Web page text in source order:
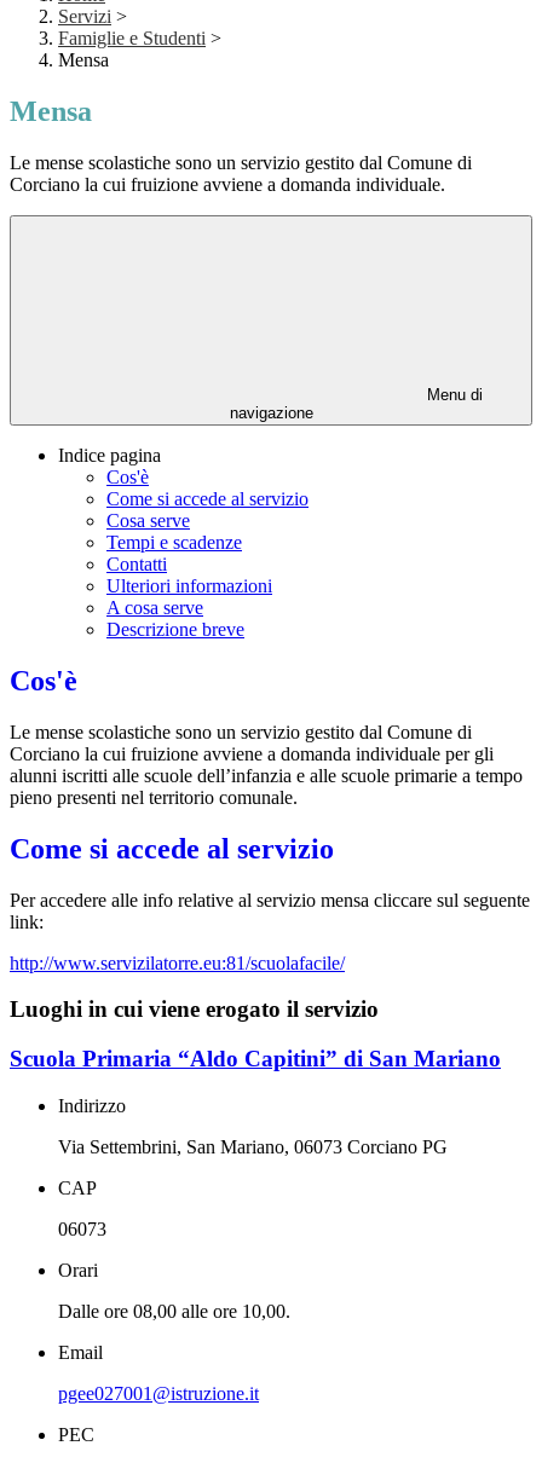
Servizi >
Famiglie e Studenti >
Mensa
Mensa
Le mense scolastiche sono un servizio gestito dal Comune di
Corciano la cui fruizione avviene a domanda individuale.
Menu di
navigazione
Indice pagina
Cos'è
Come si accede al servizio
Cosa serve
Tempi e scadenze
Contatti
Ulteriori informazioni
A cosa serve
Descrizione breve
Cos'è
Le mense scolastiche sono un servizio gestito dal Comune di
Corciano la cui fruizione avviene a domanda individuale per gli
alunni iscritti alle scuole dell’infanzia e alle scuole primarie a tempo
pieno presenti nel territorio comunale.
Come si accede al servizio
Per accedere alle info relative al servizio mensa cliccare sul seguente
link:
http://www.servizilatorre.eu:81/scuolafacile/
Luoghi in cui viene erogato il servizio
Scuola Primaria “Aldo Capitini” di San Mariano
Indirizzo
Via Settembrini, San Mariano, 06073 Corciano PG
CAP
06073
Orari
Dalle ore 08,00 alle ore 10,00.
Email
pgee027001@istruzione.it
PEC